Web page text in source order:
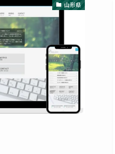
山形県